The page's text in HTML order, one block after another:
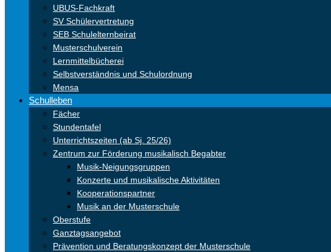
UBUS-Fachkraft
SV Schülervertretung
SEB Schulelternbeirat
Musterschulverein
Lernmittelbücherei
Selbstverständnis und Schulordnung
Mensa
Schulleben
Fächer
Stundentafel
Unterrichtszeiten (ab Sj. 25/26)
Zentrum zur Förderung musikalisch Begabter
Musik-Neigungsgruppen
Konzerte und musikalische Aktivitäten
Kooperationspartner
Musik an der Musterschule
Oberstufe
Ganztagsangebot
Prävention und Beratungskonzept der Musterschule